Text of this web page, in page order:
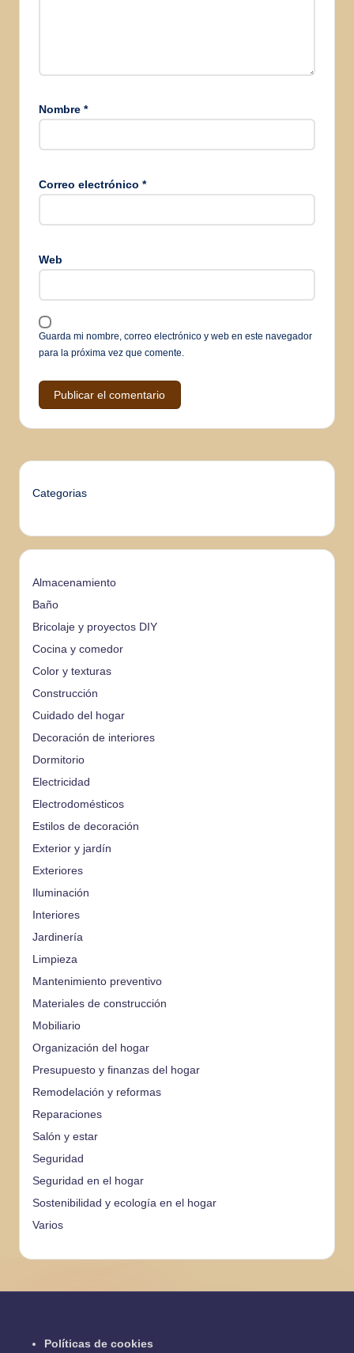
Nombre *
Correo electrónico *
Web
Guarda mi nombre, correo electrónico y web en este navegador
para la próxima vez que comente.
Categorias
Almacenamiento
Baño
Bricolaje y proyectos DIY
Cocina y comedor
Color y texturas
Construcción
Cuidado del hogar
Decoración de interiores
Dormitorio
Electricidad
Electrodomésticos
Estilos de decoración
Exterior y jardín
Exteriores
Iluminación
Interiores
Jardinería
Limpieza
Mantenimiento preventivo
Materiales de construcción
Mobiliario
Organización del hogar
Presupuesto y finanzas del hogar
Remodelación y reformas
Reparaciones
Salón y estar
Seguridad
Seguridad en el hogar
Sostenibilidad y ecología en el hogar
Varios
Políticas de cookies